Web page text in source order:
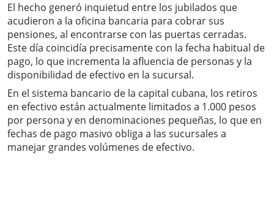
El hecho generó inquietud entre los jubilados que
acudieron a la oficina bancaria para cobrar sus
pensiones, al encontrarse con las puertas cerradas.
Este día coincidía precisamente con la fecha habitual de
pago, lo que incrementa la afluencia de personas y la
disponibilidad de efectivo en la sucursal.
En el sistema bancario de la capital cubana, los retiros
en efectivo están actualmente limitados a 1.000 pesos
por persona y en denominaciones pequeñas, lo que en
fechas de pago masivo obliga a las sucursales a
manejar grandes volúmenes de efectivo.